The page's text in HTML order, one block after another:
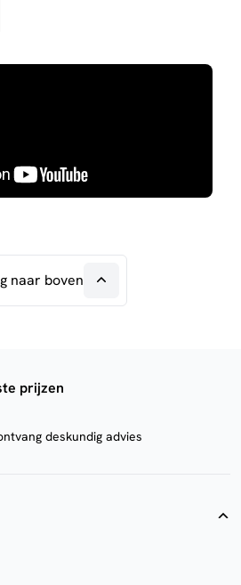
naar boven
prijzen
deskundig advies